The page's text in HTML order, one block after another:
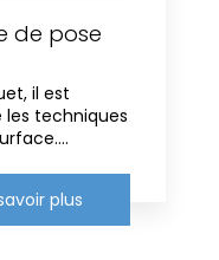
de pose
il est
techniques
plus